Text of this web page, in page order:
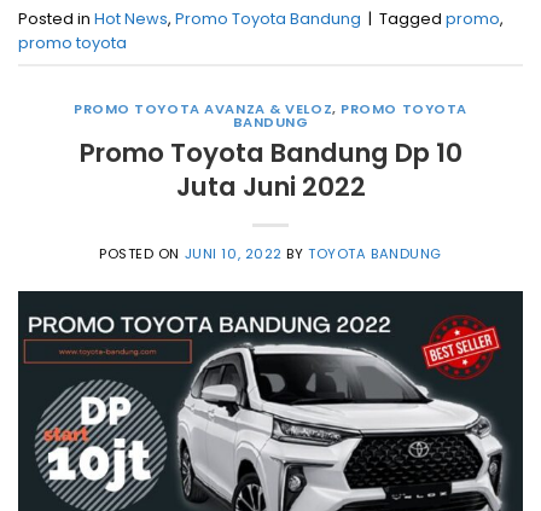
Posted in Hot News, Promo Toyota Bandung | Tagged promo,
promo toyota
PROMO TOYOTA AVANZA & VELOZ, PROMO TOYOTA
BANDUNG
Promo Toyota Bandung Dp 10
Juta Juni 2022
POSTED ON JUNI 10, 2022 BYTOYOTA BANDUNG